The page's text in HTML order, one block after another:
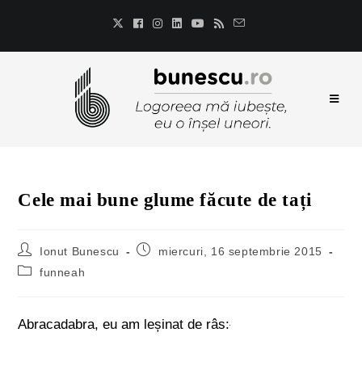
Cele mai bune glume făcute de tați
Ionut Bunescu
miercuri, 16 septembrie 2015
funneah
Abracadabra, eu am leșinat de râs: